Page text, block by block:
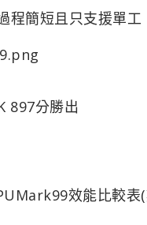
程簡短且只支援單工
897分勝出
效能比較表